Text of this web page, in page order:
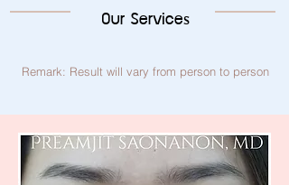
Our Services
Remark: Result will vary from person to person